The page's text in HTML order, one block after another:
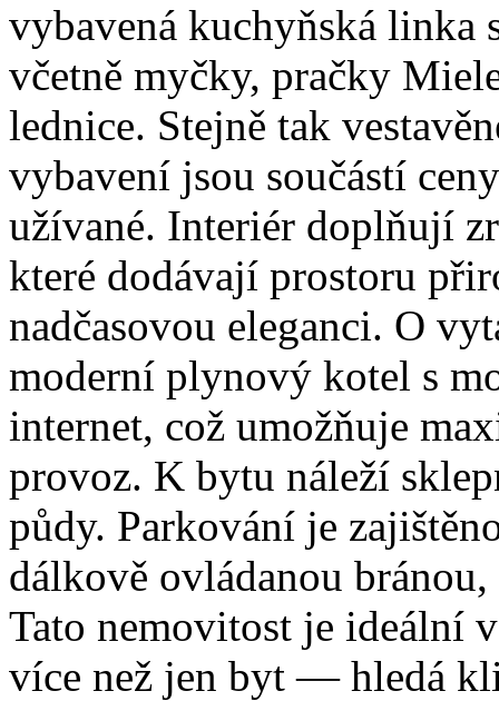
vybavená kuchyňská linka
včetně myčky, pračky
lednice. Stejně tak
vybavení jsou součástí
užívané. Interiér doplňují
které dodávají prostoru
nadčasovou eleganci. O
moderní plynový kotel s
internet, což umožňuje
provoz. K bytu náleží
půdy. Parkování je
dálkově ovládanou
Tato nemovitost je ideální
více než jen byt — hledá